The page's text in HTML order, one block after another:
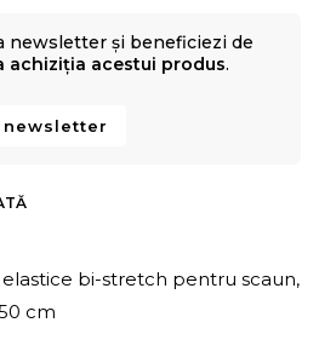
newsletter și beneficiezi de
achiziția acestui produs.
bi-stretch pentru scaun,
cm